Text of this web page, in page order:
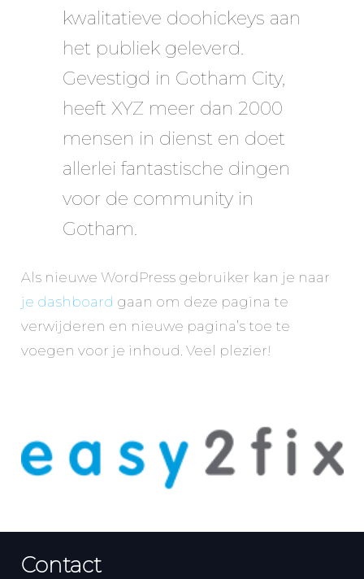
kwalitatieve doohickeys aan
het publiek geleverd.
Gevestigd in Gotham City,
heeft XYZ meer dan 2000
mensen in dienst en doet
allerlei fantastische dingen
voor de community in
Gotham.
Als nieuwe WordPress gebruiker kan je naar
je dashboard gaan om deze pagina te
verwijderen en nieuwe pagina’s toe te
voegen voor je inhoud. Veel plezier!
Contact